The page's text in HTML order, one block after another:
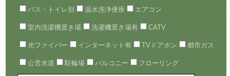
バス・トイレ別 温水洗浄便座 エアコン
室内洗濯機置き場 洗濯機置き場有 CATV
光ファイバー インターネット有 TVドアホン 都市ガス
公営水道 駐輪場 バルコニー フローリング